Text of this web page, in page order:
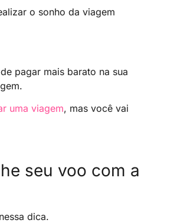
o sonho da viagem
pagar mais barato na sua
uma viagem, mas você vai
seu voo com a
dica.